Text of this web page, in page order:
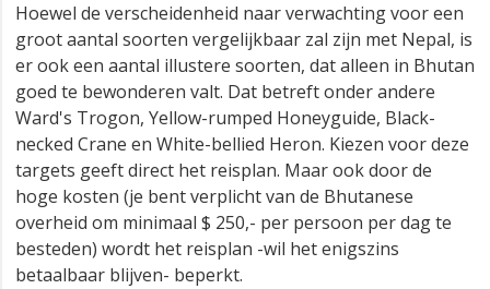
Hoewel de verscheidenheid naar verwachting voor een
groot aantal soorten vergelijkbaar zal zijn met Nepal, is
er ook een aantal illustere soorten, dat alleen in Bhutan
goed te bewonderen valt. Dat betreft onder andere
Ward's Trogon, Yellow-rumped Honeyguide, Black-
necked Crane en White-bellied Heron. Kiezen voor deze
targets geeft direct het reisplan. Maar ook door de
hoge kosten (je bent verplicht van de Bhutanese
overheid om minimaal $ 250,- per persoon per dag te
besteden) wordt het reisplan -wil het enigszins
betaalbaar blijven- beperkt.